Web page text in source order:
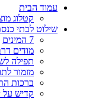
עמוד הבית
קטלוג
שילוט לבתי
7 המינים
מודים
תפילה
מזמור
ברכות
קדיש על